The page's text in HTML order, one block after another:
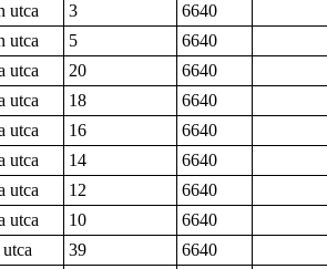
utca 3
6640
utca 5
6640
utca 20
6640
utca 18
6640
utca 16
6640
utca 14
6640
utca 12
6640
utca 10
6640
39
6640